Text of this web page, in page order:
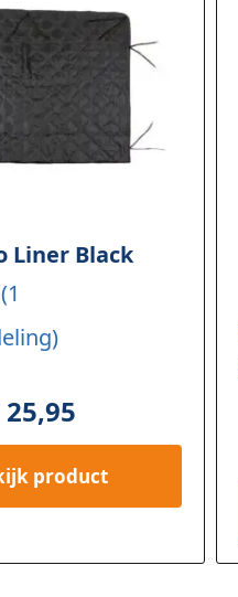
Liner Black
(1
25,95
product